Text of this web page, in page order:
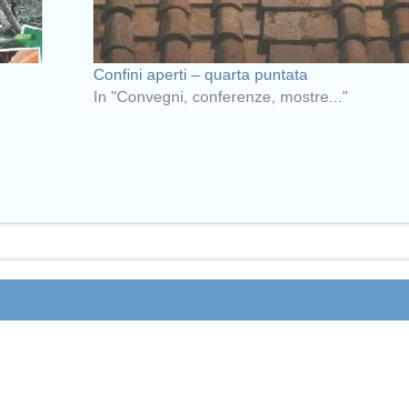
Confini aperti – quarta puntata
In "Convegni, conferenze, mostre..."